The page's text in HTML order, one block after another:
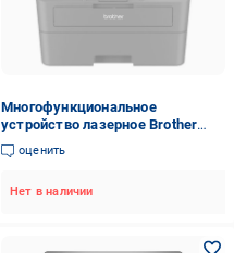
Многофункциональное
устройство лазерное Brother
MFC-L2802DN A4 монохромное
(MFCL2802DNYJ1)
оценить
Нет в наличии